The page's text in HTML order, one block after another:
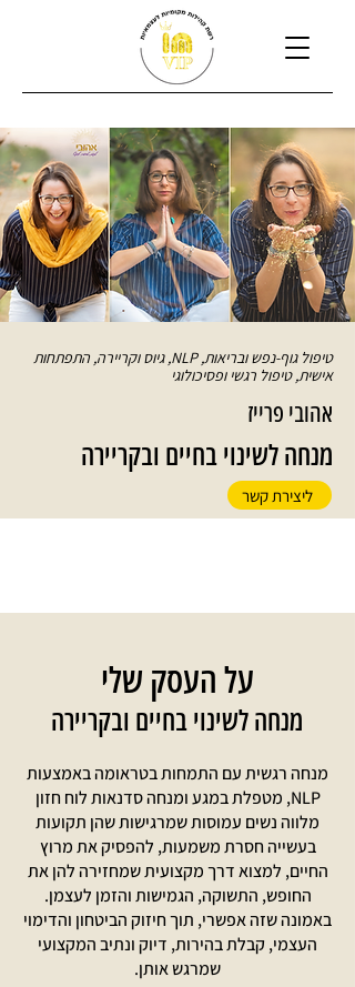
טיפול גוף-נפש ובריאות, NLP, גיוס וקריירה, התפתחות
אישית, טיפול רגשי ופסיכולוגי
אהובי פרייז
מנחה לשינוי בחיים ובקריירה
ליצירת קשר
מנחה לשינוי בחיים ובקריירה
על העסק שלי
מנחה רגשית עם התמחות בטראומה באמצעות
NLP, מטפלת במגע ומנחה סדנאות לוח חזון
מלווה נשים עמוסות שמרגישות שהן תקועות
בעשייה חסרת משמעות, להפסיק את מרוץ
החיים, למצוא דרך מקצועית שמחזירה להן את
החופש, התשוקה, הגמישות והזמן לעצמן.
באמונה שזה אפשרי, תוך חיזוק הביטחון והדימוי
העצמי, קבלת בהירות, דיוק ונתיב המקצועי
שמרגש אותן.